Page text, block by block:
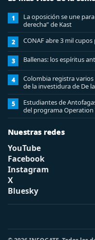
1
La oposición se une
derecha” de Kast
2 CONAF abre 3 mil
3 Ballenas: los espíritus
4
Colombia registra
de la investidura de De
5
Estudiantes de
del programa Operation
Nuestras redes
YouTube
Facebook
Instagram
X
Bluesky